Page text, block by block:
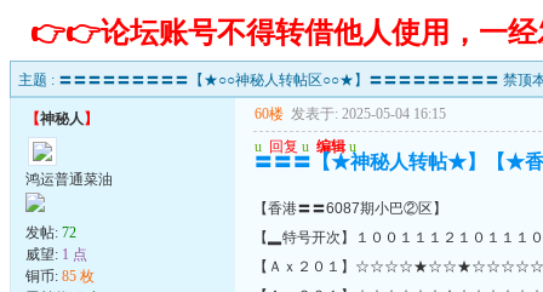
👉👉论坛账号不得转借他人使用，一
主题 : 〓〓〓〓〓〓〓〓〓【★○○神秘人转帖区○○★】〓〓〓〓〓〓〓〓〓 禁顶
【神秘人 】
鸿运普通菜油
发帖: 72
威望: 1 点
铜币: 85 枚
60楼 发表于: 2025-05-04 16:15
u 回复 u 编辑 u
〓〓〓【★神秘人转帖★】【★
【香港〓〓6087期小巴②区】
【▂特号开次】１００１１１２１０１１１
【Ａｘ２０１】